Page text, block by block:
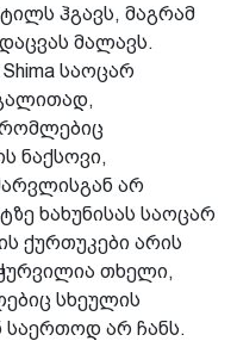
ჰგავს, მაგრამ
მალავს.
საოცარ
ნაქსოვი,
არ
ხახუნისას საოცარ
ქურთუკები არის
თხელი,
სხეულის
საერთოდ არ ჩანს.